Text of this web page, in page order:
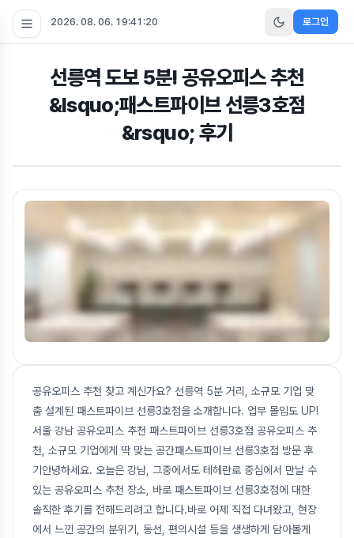
2026. 08. 06. 19:41:20 로그인
선릉역 도보 5분! 공유오피스 추천
&lsquo;패스트파이브 선릉3호점
&rsquo; 후기
공유오피스 추천 찾고 계신가요? 선릉역 5분 거리, 소규모 기업 맞
춤 설계된 패스트파이브 선릉3호점을 소개합니다. 업무 몰입도 UP!
서울 강남 공유오피스 추천 패스트파이브 선릉3호점 공유오피스 추
천, 소규모 기업에게 딱 맞는 공간패스트파이브 선릉3호점 방문 후
기안녕하세요. 오늘은 강남, 그중에서도 테헤란로 중심에서 만날 수
있는 공유오피스 추천 장소, 바로 패스트파이브 선릉3호점에 대한
솔직한 후기를 전해드리려고 합니다.바로 어제 직접 다녀왔고, 현장
에서 느낀 공간의 분위기, 동선, 편의시설 등을 생생하게 담아볼게